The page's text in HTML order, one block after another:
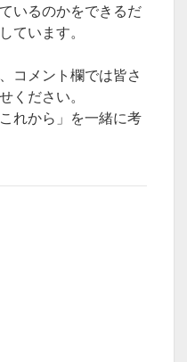
いるのかをできるだ
ています。
コメント欄では皆さ
ください。
れから」を一緒に考